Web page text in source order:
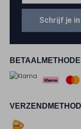
Schrijf je in